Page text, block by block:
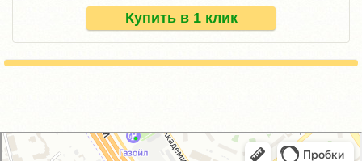
Купить в 1 клик
GM-City&VAG-Repair
Автосервис, автотехцентр в Москве